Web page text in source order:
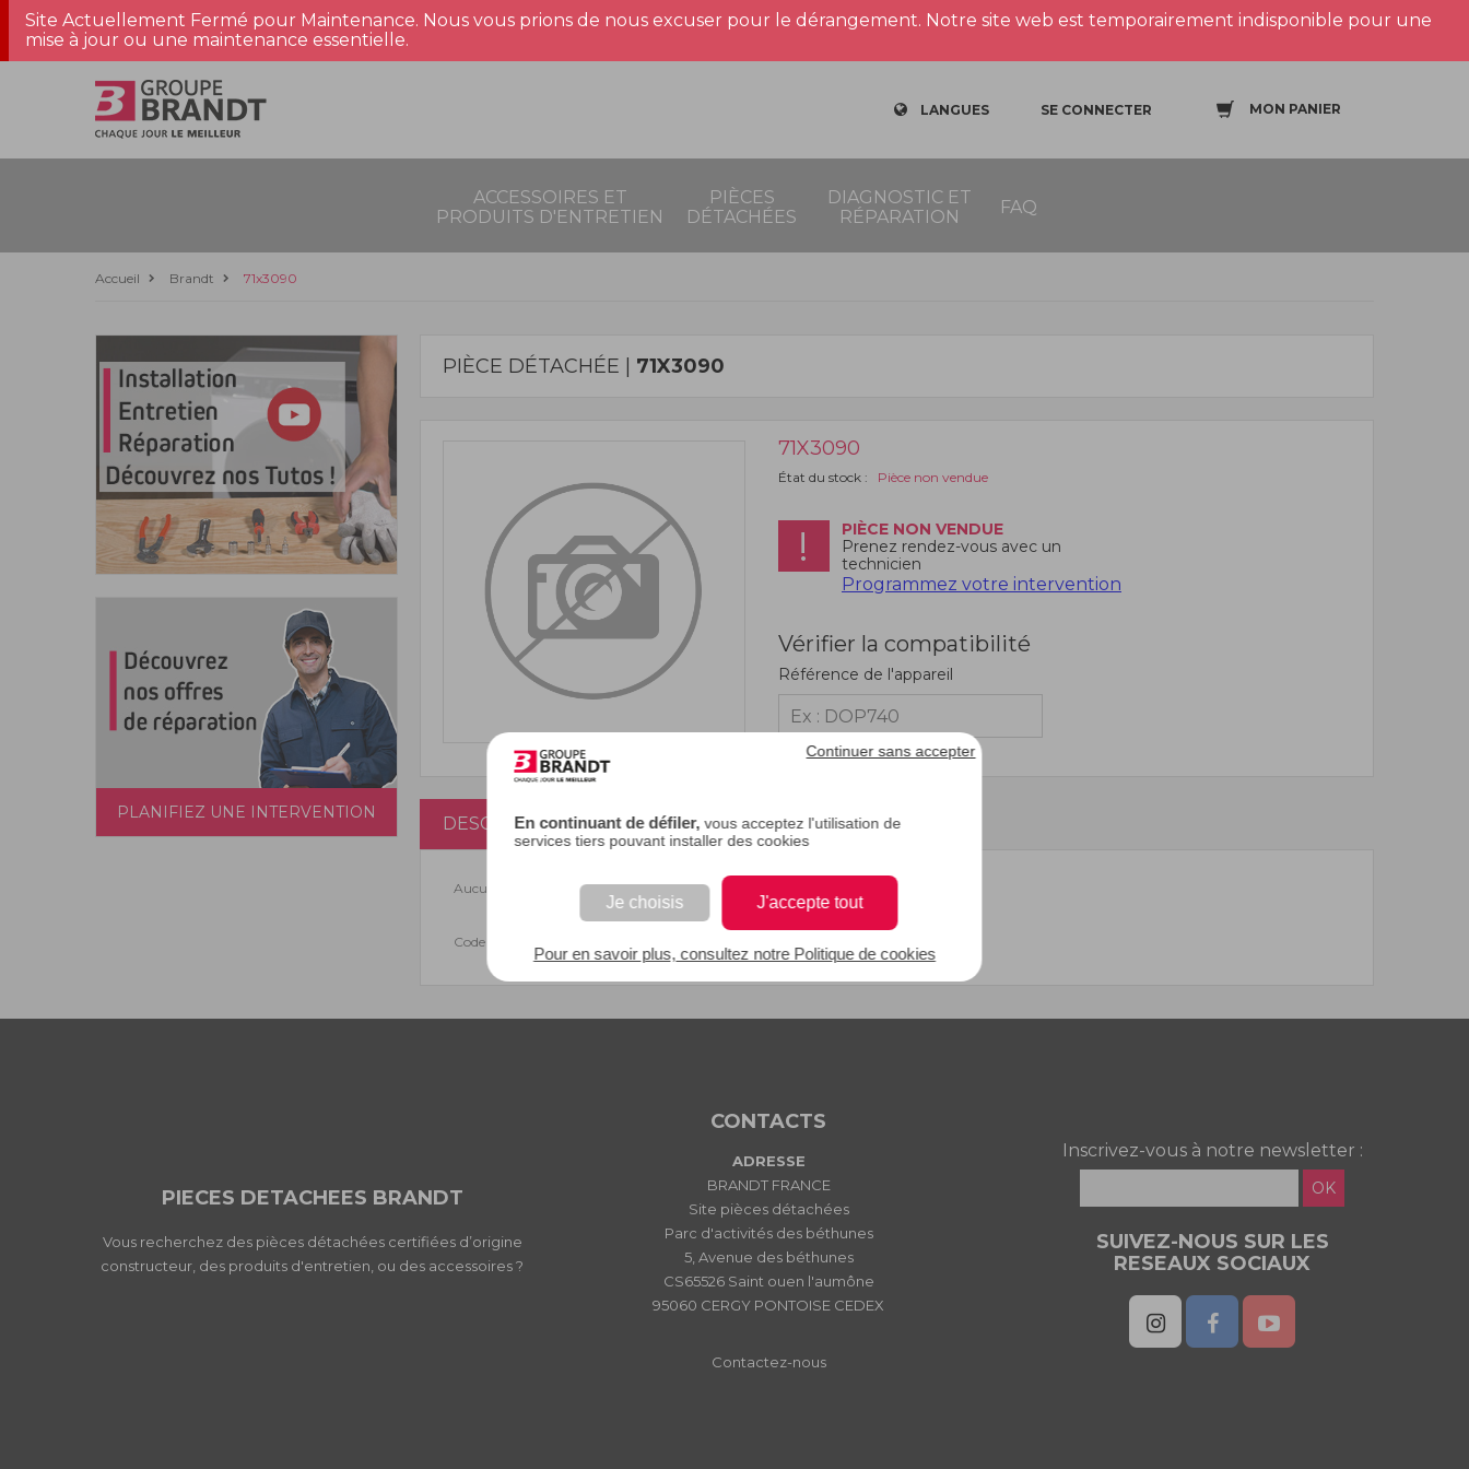
En continuant de défiler, vous acceptez l'utilisation de
services tiers pouvant installer des cookies
Je choisis J'accepte tout
Continuer sans accepter
Pour en savoir plus, consultez notre Politique de cookies
Site Actuellement Fermé pour Maintenance. Nous vous prions de nous excuser pour le dérangement. Notre site web est temporairement indisponible pour une
mise à jour ou une maintenance essentielle.
LANGUES SE CONNECTER MON PANIER
ACCESSOIRES ET
PRODUITS D'ENTRETIEN
PIÈCES
DÉTACHÉES
DIAGNOSTIC ET
RÉPARATION
FAQ
Accueil Brandt 71x3090
PLANIFIEZ UNE INTERVENTION
PIÈCE DÉTACHÉE | 71X3090
71X3090
État du stock : Pièce non vendue
PIÈCE NON VENDUE
Prenez rendez-vous avec un
technicien
Programmez votre intervention
Vérifier la compatibilité
Référence de l'appareil
DESCRIPTION
Aucune description.
Code EAN : 3251430519120
PIECES DETACHEES BRANDT
Vous recherchez des pièces détachées certifiées d’origine
constructeur, des produits d'entretien, ou des accessoires ?
CONTACTS
ADRESSE
BRANDT FRANCE
Site pièces détachées
Parc d'activités des béthunes
5, Avenue des béthunes
CS65526 Saint ouen l'aumône
95060 CERGY PONTOISE CEDEX
Contactez-nous
Inscrivez-vous à notre newsletter :
OK
SUIVEZ-NOUS SUR LES
RESEAUX SOCIAUX